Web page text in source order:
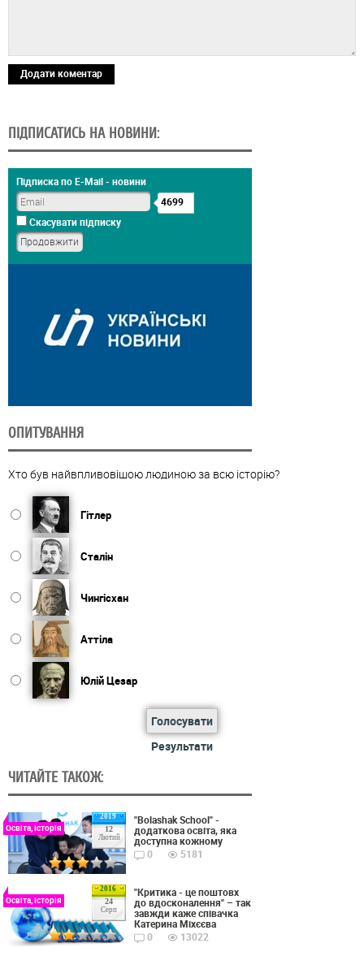
Додати коментар
ПІДПИСАТИСЬ НА НОВИНИ:
Підписка по E-Mail - новини
4699
Скасувати підписку
ОПИТУВАННЯ
Хто був найвпливовішою людиною за всю історію?
Гітлер
Сталін
Чингісхан
Аттіла
Юлій Цезар
Голосувати
Результати
ЧИТАЙТЕ ТАКОЖ:
2019
12
Лютий
Освіта, Історія
"Bolashak School" -
додаткова освіта, яка
доступна кожному
0
5181
2016
24
Серп
Освіта, Історія
"Критика - це поштовх
до вдосконалення" – так
завжди каже співачка
Катерина Міхєєва
0
13022